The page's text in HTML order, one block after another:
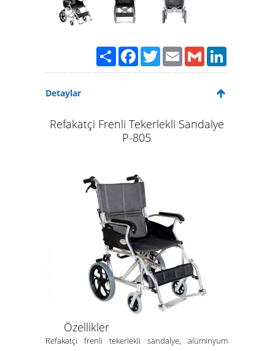
PaylaşFacebook
TwitterEmailGmail
Detaylar
Refakatçi Frenli Tekerlekli Sandalye
P-805
Özellikler
Refakatçi frenli tekerlekli sandalye, alüminyum